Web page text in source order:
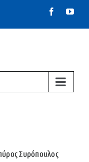
Facebook
Συρόπουλος